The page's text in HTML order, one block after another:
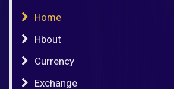
Home
Hbout
Currency
Exchange